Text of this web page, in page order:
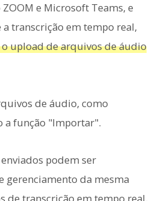
e Microsoft Teams, e
transcrição em tempo real,
upload de arquivos de áudio
de áudio, como
a função "Importar".
podem ser
gerenciamento da mesma
de transcrição em tempo real.